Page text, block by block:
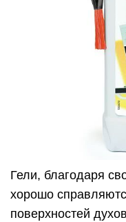
Гели, благодаря
хорошо
поверхностей